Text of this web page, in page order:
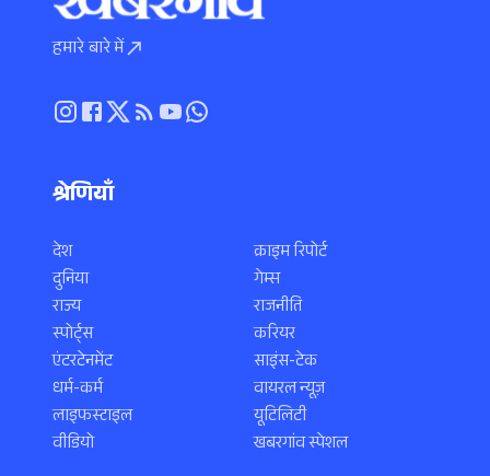
हमारे बारे में
श्रेणियाँ
देश
दुनिया
राज्य
स्पोर्ट्स
एंटरटेनमेंट
धर्म-कर्म
लाइफस्टाइल
वीडियो
क्राइम रिपोर्ट
गेम्स
राजनीति
करियर
साइंस-टेक
वायरल न्यूज़
यूटिलिटी
खबरगांव स्पेशल